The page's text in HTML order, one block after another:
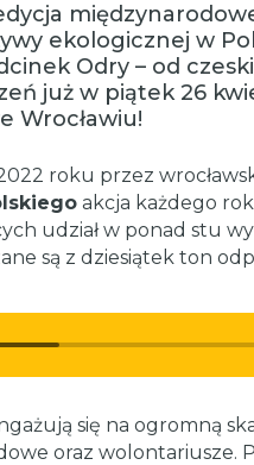
ekologicznej w
Odry – od
już w piątek 26
Wrocławiu!
roku przez
akcja każdego
udział w ponad stu
są z dziesiątek ton
się na ogromną
oraz wolontariusze.